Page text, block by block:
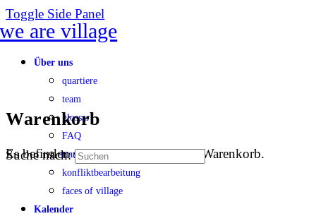
Toggle Side Panel
Über uns
quartiere
team
glossar
FAQ
transparenz
konfliktbearbeitung
faces of village
Kalender
Warenkorb
Es befinden sich keine Produkte im Warenkorb.
Suche nach: